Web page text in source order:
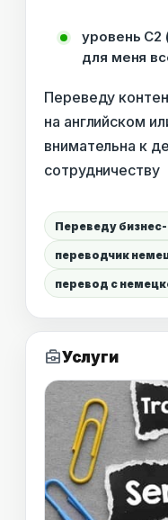
уровень С2
для меня
Переведу
на английском
внимательна к
сотрудничеству
Переведу бизнес-
переводчик
перевод с
business_centerУслуги